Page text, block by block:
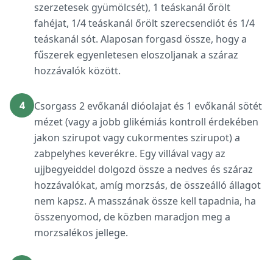
szerzetesek gyümölcsét), 1 teáskanál őrölt
fahéjat, 1/4 teáskanál őrölt szerecsendiót és 1/4
teáskanál sót. Alaposan forgasd össze, hogy a
fűszerek egyenletesen eloszoljanak a száraz
hozzávalók között.
4
Csorgass 2 evőkanál dióolajat és 1 evőkanál sötét
mézet (vagy a jobb glikémiás kontroll érdekében
jakon szirupot vagy cukormentes szirupot) a
zabpelyhes keverékre. Egy villával vagy az
ujjbegyeiddel dolgozd össze a nedves és száraz
hozzávalókat, amíg morzsás, de összeálló állagot
nem kapsz. A masszának össze kell tapadnia, ha
összenyomod, de közben maradjon meg a
morzsalékos jellege.